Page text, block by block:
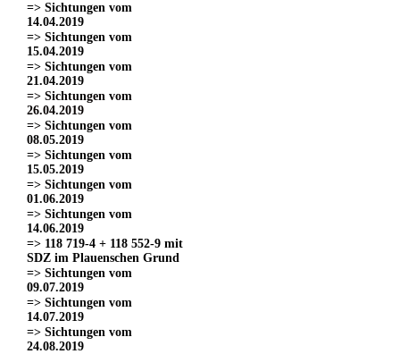
=> Sichtungen vom
14.04.2019
=> Sichtungen vom
15.04.2019
=> Sichtungen vom
21.04.2019
=> Sichtungen vom
26.04.2019
=> Sichtungen vom
08.05.2019
=> Sichtungen vom
15.05.2019
=> Sichtungen vom
01.06.2019
=> Sichtungen vom
14.06.2019
=> 118 719-4 + 118 552-9 mit
SDZ im Plauenschen Grund
=> Sichtungen vom
09.07.2019
=> Sichtungen vom
14.07.2019
=> Sichtungen vom
24.08.2019